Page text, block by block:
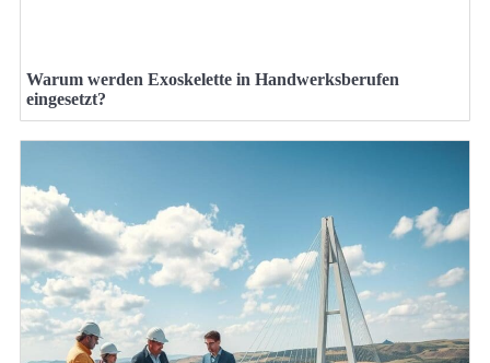
Warum werden Exoskelette in Handwerksberufen
eingesetzt?